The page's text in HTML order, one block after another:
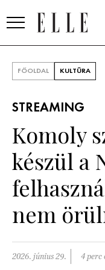
SZÉPSÉG
PÁRKAPCSOLAT
FŐOLDAL KULTÚRA
STREAMING
Komoly
készül a
nem
2026. június 29. 4 perc